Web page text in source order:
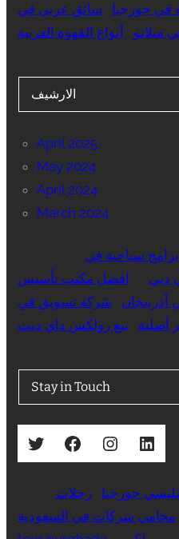
في جورجيا
سائق عربي في
ميلانو أنواع القهوة العربية
الارشيف
April 2025
May 2024
April 2024
March 2024
برامج سياحية في
دبي
افضل مكتب تأسيس
أذربيجان
شركة تسويق في
أصلية بيع رولكس داي ديت
Stay in Touch
Twitter Facebook Instagram LinkedIn
جورجيا
رحلات
محامي شركات في السعودية